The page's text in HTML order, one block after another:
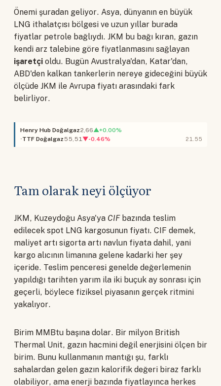
Önemi şuradan geliyor. Asya, dünyanın en büyük
LNG ithalatçısı bölgesi ve uzun yıllar burada
fiyatlar petrole bağlıydı. JKM bu bağı kıran, gazın
kendi arz talebine göre fiyatlanmasını sağlayan
işaretçi oldu. Bugün Avustralya'dan, Katar'dan,
ABD'den kalkan tankerlerin nereye gideceğini büyük
ölçüde JKM ile Avrupa fiyatı arasındaki fark
belirliyor.
Henry Hub Doğalgaz2,66▲+0.00%
TTF Doğalgaz55,51▼-0.46% 21.55
Tam olarak neyi ölçüyor
JKM, Kuzeydoğu Asya'ya CIFbazında teslim
edilecek spot LNG kargosunun fiyatı. CIF demek,
maliyet artı sigorta artı navlun fiyata dahil, yani
kargo alıcının limanına gelene kadarki her şey
içeride. Teslim penceresi genelde değerlemenin
yapıldığı tarihten yarım ila iki buçuk ay sonrası için
geçerli, böylece fiziksel piyasanın gerçek ritmini
yakalıyor.
Birim MMBtu başına dolar. Bir milyon British
Thermal Unit, gazın hacmini değil enerjisini ölçen bir
birim. Bunu kullanmanın mantığı şu, farklı
sahalardan gelen gazın kalorifik değeri biraz farklı
olabiliyor, ama enerji bazında fiyatlayınca herkes